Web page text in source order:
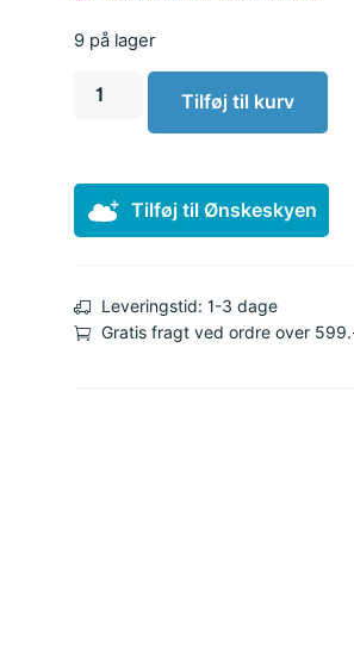
9 på lager
Tilføj til kurv
Tilføj til Ønskeskyen
Leveringstid: 1-3 dage
Gratis fragt ved ordre over